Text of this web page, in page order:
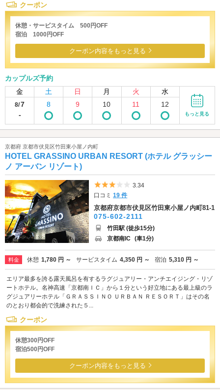
クーポン
休憩・サービスタイム 500円OFF
宿泊 1000円OFF
クーポン内容をもっと見る
カップルズ予約
金
土 日 月 火 水
8/7
-
8 9 10 11 12
もっと見る
京都府 京都市伏見区竹田東小屋ノ内町
HOTEL GRASSINO URBAN RESORT (ホテル グラッシー
ノ アーバン リゾート)
5つ星のうち3
3.34
口コミ19 件
京都府京都市伏見区竹田東小屋ノ内町81-1
075-602-2111
竹田駅 (徒歩15分)
京都南IC (車1分)
料金 休憩 1,780 円 ～ サービスタイム 4,350 円 ～ 宿泊 5,310 円 ～
エリア最多を誇る露天風呂を有するラグジュアリー・アンチエイジング・リゾ
ートホテル。名神高速「京都南ＩＣ」から１分という好立地にある最上級のラ
グジュアリーホテル「ＧＲＡＳＳＩＮＯ ＵＲＢＡＮ ＲＥＳＯＲＴ」はその名
のとおり都会的で洗練された５...
クーポン
休憩300円OFF
宿泊500円OFF
クーポン内容をもっと見る